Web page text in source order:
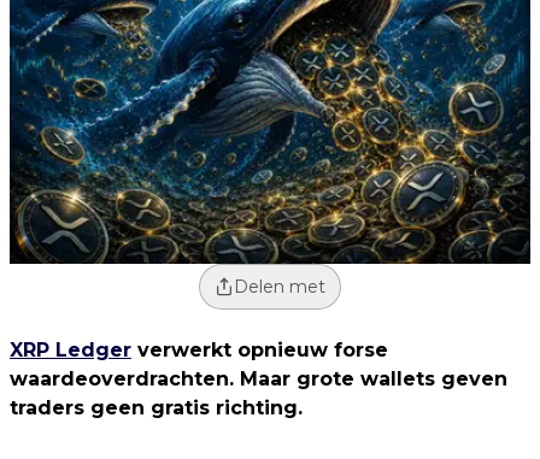
Delen met
XRP Ledger verwerkt opnieuw forse
waardeoverdrachten. Maar grote wallets geven
traders geen gratis richting.